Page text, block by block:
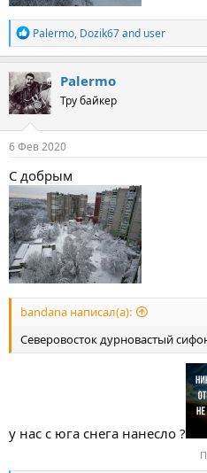
R
e
a
c
t
i
o
n
s
Palermo, Dozik67and user
Palermo
Тру байкер
6 Фев 2020
С добрым
bandana написал(а):
Северовосток дурновастый
у нас с юга снега нанесло ?